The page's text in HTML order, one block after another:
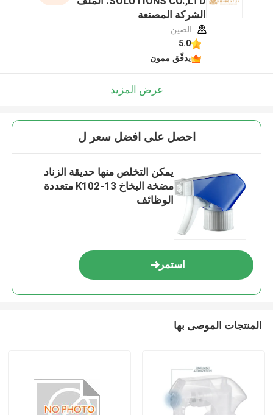
الشركة المصنعة
الصين
5.0
يدقّق ممون
عرض المزيد
احصل على افضل سعر ل
يمكن التخلص منها حديقة الزناد
مضخة البخاخ K102-13 متعددة
الوظائف
استمر
المنتجات الموصى بها